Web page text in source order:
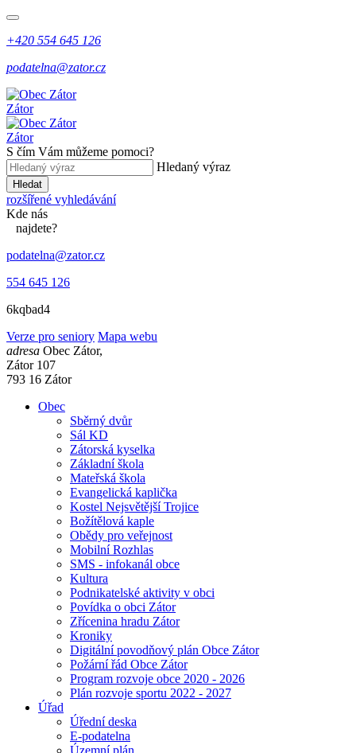
+420 554 645 126
podatelna@zator.cz
Zátor
Zátor
S čím Vám můžeme pomoci?
Hledaný výraz
Hledat
rozšířené vyhledávání
Kde nás
najdete?
podatelna@zator.cz
554 645 126
6kqbad4
Verze pro seniory Mapa webu
adresa Obec Zátor,
Zátor 107
793 16 Zátor
Obec
Sběrný dvůr
Sál KD
Zátorská kyselka
Základní škola
Mateřská škola
Evangelická kaplička
Kostel Nejsvětější Trojice
Božítělová kaple
Obědy pro veřejnost
Mobilní Rozhlas
SMS - infokanál obce
Kultura
Podnikatelské aktivity v obci
Povídka o obci Zátor
Zřícenina hradu Zátor
Kroniky
Digitální povodňový plán Obce Zátor
Požární řád Obce Zátor
Program rozvoje obce 2020 - 2026
Plán rozvoje sportu 2022 - 2027
Úřad
Úřední deska
E-podatelna
Územní plán